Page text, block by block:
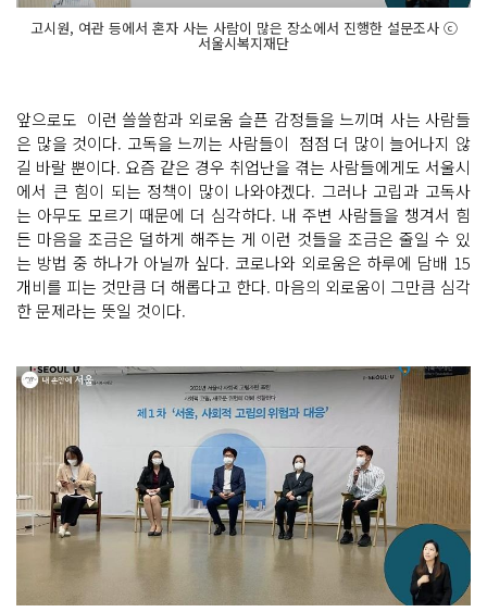
고시원, 여관 등에서 혼자 사는 사람이 많은 장소에서 진행한 설문조사 ⓒ
서울시복지재단
앞으로도 이런 쓸쓸함과 외로움 슬픈 감정들을 느끼며 사는 사람들
은 많을 것이다. 고독을 느끼는 사람들이 점점 더 많이 늘어나지 않
길 바랄 뿐이다. 요즘 같은 경우 취업난을 겪는 사람들에게도 서울시
에서 큰 힘이 되는 정책이 많이 나와야겠다. 그러나 고립과 고독사
는 아무도 모르기 때문에 더 심각하다. 내 주변 사람들을 챙겨서 힘
든 마음을 조금은 덜하게 해주는 게 이런 것들을 조금은 줄일 수 있
는 방법 중 하나가 아닐까 싶다. 코로나와 외로움은 하루에 담배 15
개비를 피는 것만큼 더 해롭다고 한다. 마음의 외로움이 그만큼 심각
한 문제라는 뜻일 것이다.